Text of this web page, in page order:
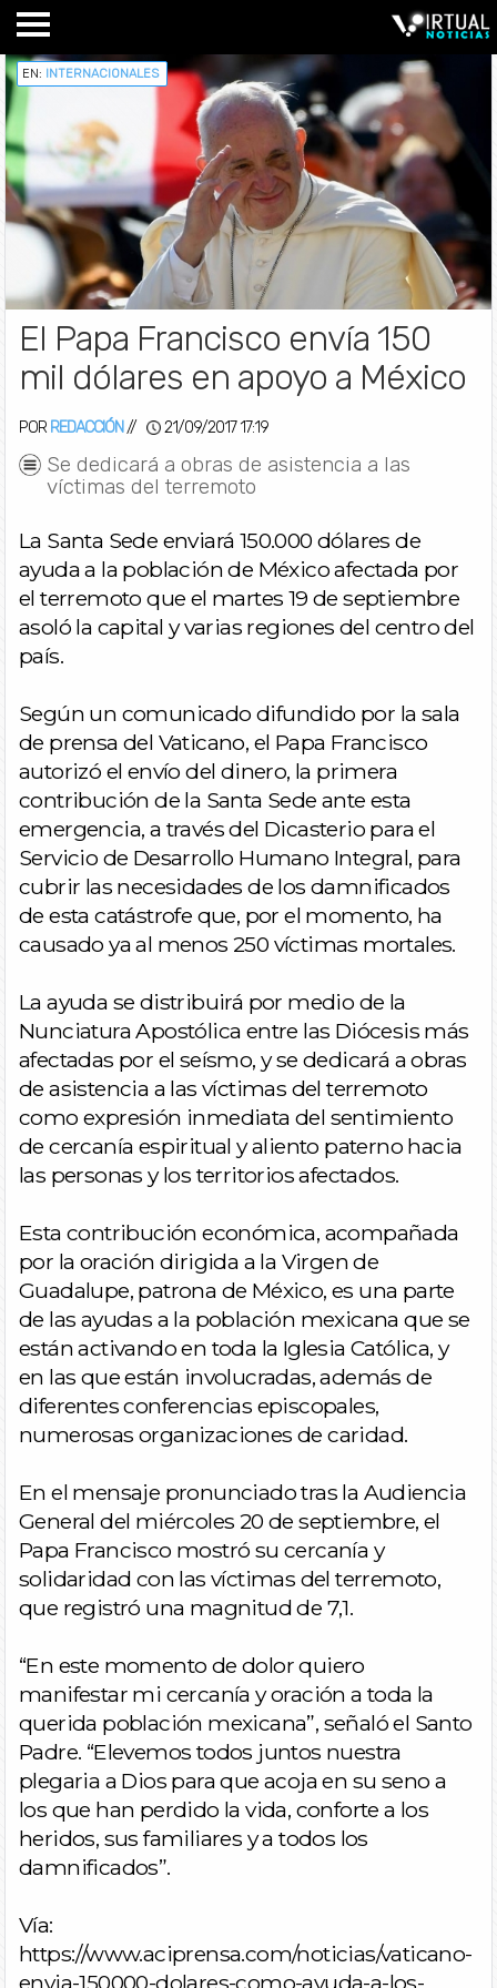
EN: INTERNACIONALES
El Papa Francisco envía 150
mil dólares en apoyo a México
POR REDACCIÓN // 21/09/2017 17:19
Se dedicará a obras de asistencia a las
víctimas del terremoto
La Santa Sede enviará 150.000 dólares de
ayuda a la población de México afectada por
el terremoto que el martes 19 de septiembre
asoló la capital y varias regiones del centro del
país.
Según un comunicado difundido por la sala
de prensa del Vaticano, el Papa Francisco
autorizó el envío del dinero, la primera
contribución de la Santa Sede ante esta
emergencia, a través del Dicasterio para el
Servicio de Desarrollo Humano Integral, para
cubrir las necesidades de los damnificados
de esta catástrofe que, por el momento, ha
causado ya al menos 250 víctimas mortales.
La ayuda se distribuirá por medio de la
Nunciatura Apostólica entre las Diócesis más
afectadas por el seísmo, y se dedicará a obras
de asistencia a las víctimas del terremoto
como expresión inmediata del sentimiento
de cercanía espiritual y aliento paterno hacia
las personas y los territorios afectados.
Esta contribución económica, acompañada
por la oración dirigida a la Virgen de
Guadalupe, patrona de México, es una parte
de las ayudas a la población mexicana que se
están activando en toda la Iglesia Católica, y
en las que están involucradas, además de
diferentes conferencias episcopales,
numerosas organizaciones de caridad.
En el mensaje pronunciado tras la Audiencia
General del miércoles 20 de septiembre, el
Papa Francisco mostró su cercanía y
solidaridad con las víctimas del terremoto,
que registró una magnitud de 7,1.
“En este momento de dolor quiero
manifestar mi cercanía y oración a toda la
querida población mexicana”, señaló el Santo
Padre. “Elevemos todos juntos nuestra
plegaria a Dios para que acoja en su seno a
los que han perdido la vida, conforte a los
heridos, sus familiares y a todos los
damnificados”.
Vía:
https://www.aciprensa.com/noticias/vaticano-
envia-150000-dolares-como-ayuda-a-los-